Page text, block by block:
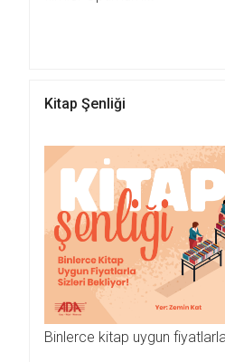
Kitap Şenliği
Binlerce kitap uygun